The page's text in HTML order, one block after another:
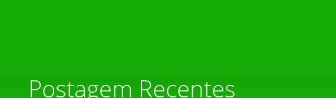
Postagem Recentes